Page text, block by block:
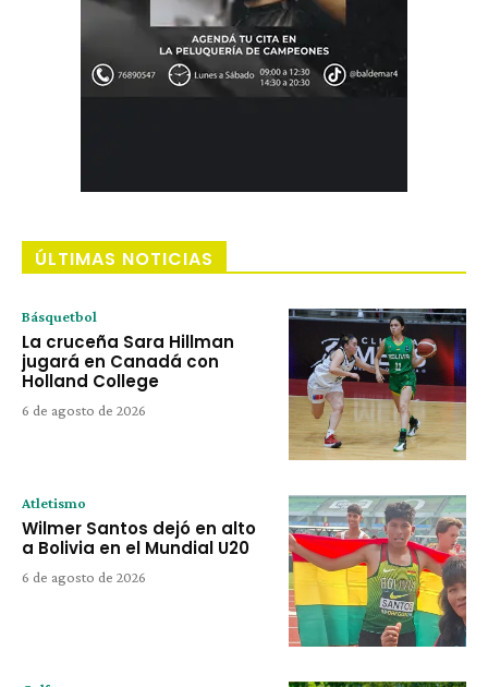
ÚLTIMAS NOTICIAS
Básquetbol
La cruceña Sara Hillman
jugará en Canadá con
Holland College
6 de agosto de 2026
Atletismo
Wilmer Santos dejó en alto
a Bolivia en el Mundial U20
6 de agosto de 2026